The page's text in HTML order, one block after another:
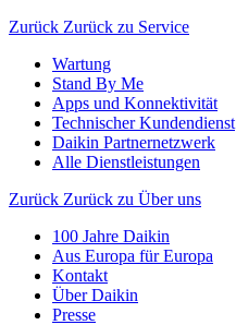
Zurück Zurück zu Service
Wartung
Stand By Me
Apps und Konnektivität
Technischer Kundendienst
Daikin Partnernetzwerk
Alle Dienstleistungen
Zurück Zurück zu Über uns
100 Jahre Daikin
Aus Europa für Europa
Kontakt
Über Daikin
Presse